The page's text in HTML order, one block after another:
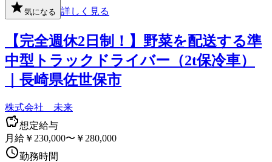
気になる 詳しく見る
【完全週休2日制！】野菜を配送する準
中型トラックドライバー（2t保冷車）
｜長崎県佐世保市
株式会社 未来
想定給与
月給￥230,000〜￥280,000
勤務時間